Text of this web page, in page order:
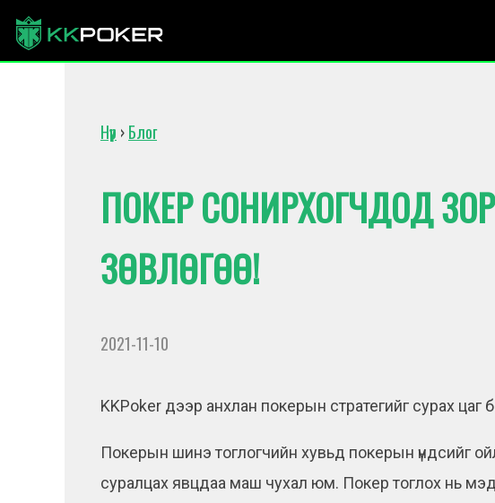
Нүүр ›Блог
ПОКЕР СОНИРХОГЧДОД
ЗӨВЛӨГӨӨ!
2021-11-10
KKPoker дээр анхлан покерын стратегийг сурах цаг
Покерын шинэ тоглогчийн хувьд покерын үндсийг
суралцах явцдаа маш чухал юм. Покер тоглох нь